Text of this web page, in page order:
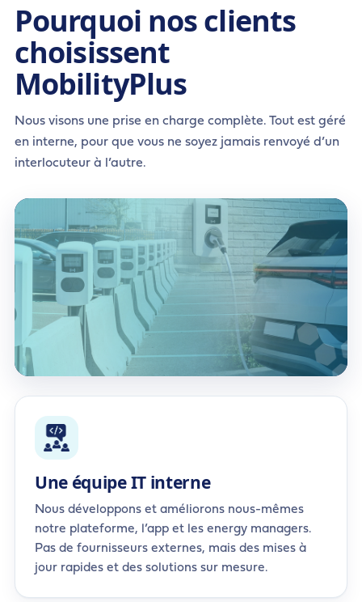
Pourquoi nos clients
choisissent
MobilityPlus
Nous visons une prise en charge complète. Tout est géré
en interne, pour que vous ne soyez jamais renvoyé d’un
interlocuteur à l’autre.
Une équipe IT interne
Nous développons et améliorons nous-mêmes
notre plateforme, l’app et les energy managers.
Pas de fournisseurs externes, mais des mises à
jour rapides et des solutions sur mesure.